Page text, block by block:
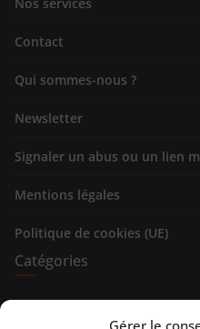
Gérer le
Nos services
Contact
Qui sommes-nous ?
Newsletter
Signaler un abus ou un lien
Mentions légales
Politique de cookies (UE)
Catégories